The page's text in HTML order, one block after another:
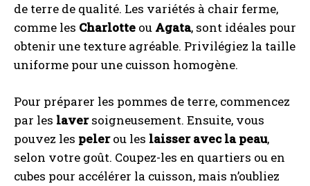
de terre de qualité. Les variétés à chair ferme,
comme les Charlotte ou Agata, sont idéales pour
obtenir une texture agréable. Privilégiez la taille
uniforme pour une cuisson homogène.
Pour préparer les pommes de terre, commencez
par les laversoigneusement. Ensuite, vous
pouvez les pelerou les laisser avec la peau,
selon votre goût. Coupez-les en quartiers ou en
cubes pour accélérer la cuisson, mais n’oubliez